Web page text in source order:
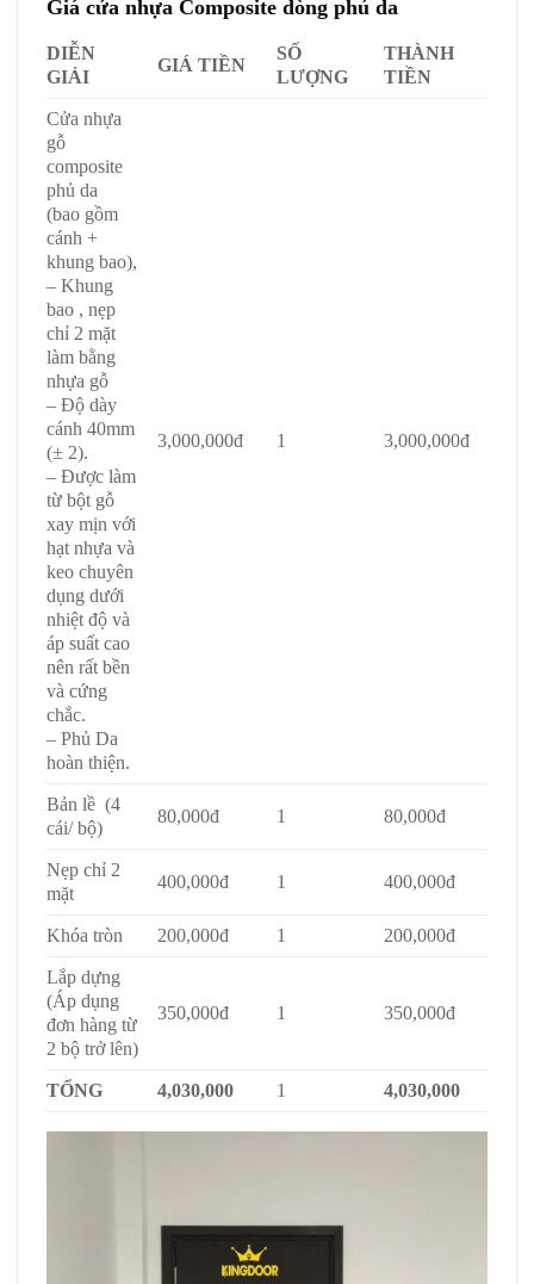
Giá cửa nhựa Composite dòng phủ da
DIỄN
GIẢI
GIÁ TIỀN
SỐ
LƯỢNG
THÀNH
TIỀN
Cửa nhựa
gỗ
composite
phủ da
(bao gồm
cánh +
khung bao),
– Khung
bao , nẹp
chỉ 2 mặt
làm bằng
nhựa gỗ
– Độ dày
cánh 40mm
(± 2).
– Được làm
từ bột gỗ
xay mịn với
hạt nhựa và
keo chuyên
dụng dưới
nhiệt độ và
áp suất cao
nên rất bền
và cứng
chắc.
– Phủ Da
hoàn thiện.
3,000,000đ 1 3,000,000đ
Bản lề (4
cái/ bộ)
80,000đ 1 80,000đ
Nẹp chỉ 2
mặt
400,000đ 1 400,000đ
Khóa tròn 200,000đ 1 200,000đ
Lắp dựng
(Áp dụng
đơn hàng từ
2 bộ trở lên)
350,000đ 1 350,000đ
TỔNG 4,030,000 1 4,030,000